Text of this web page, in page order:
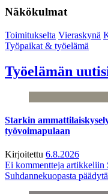
Näkökulmat
Toimitukselta Vieraskynä
Työpaikat & työelämä
Työelämän
Starkin
työvoimapulaan
Kirjoitettu 6.8.2026
Ei kommentteja artikkeliin
Suhdannekuopasta